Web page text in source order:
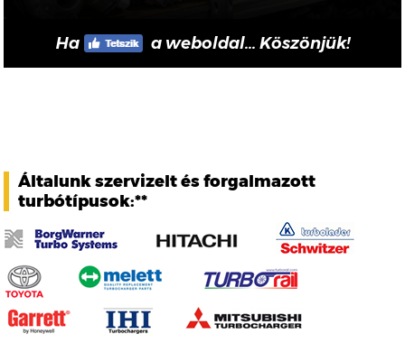
Ha a weboldal... Köszönjük!
Általunk szervizelt és forgalmazott
turbótípusok:**